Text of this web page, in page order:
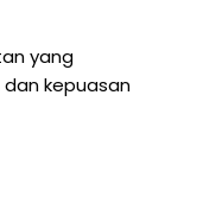
yang
kepuasan